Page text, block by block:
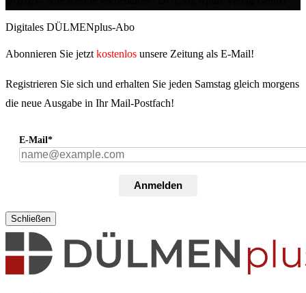
Digitales DÜLMENplus-Abo
Abonnieren Sie jetzt kostenlos unsere Zeitung als E-Mail!
Registrieren Sie sich und erhalten Sie jeden Samstag gleich morgens
die neue Ausgabe in Ihr Mail-Postfach!
E-Mail*
Anmelden
Schließen